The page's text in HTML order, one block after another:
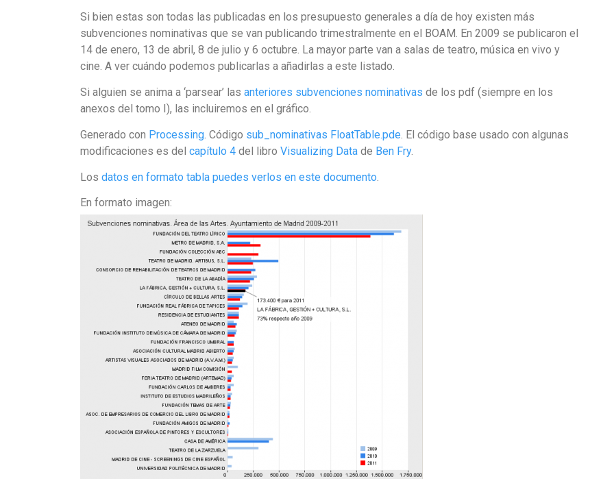
Si bien estas son todas las publicadas en los presupuesto generales a día de hoy existen más
subvenciones nominativas que se van publicando trimestralmente en el BOAM. En 2009 se publicaron el
14 de enero, 13 de abril, 8 de julio y 6 octubre. La mayor parte van a salas de teatro, música en vivo y
cine. A ver cuándo podemos publicarlas a añadirlas a este listado.
Si alguien se anima a ‘parsear’ las anteriores subvenciones nominativas de los pdf (siempre en los
anexos del tomo I), las incluiremos en el gráfico.
Generado con Processing. Código sub_nominativas FloatTable.pde. El código base usado con algunas
modificaciones es del capítulo 4 del libro Visualizing Data de Ben Fry.
Los datos en formato tabla puedes verlos en este documento
En formato imagen: